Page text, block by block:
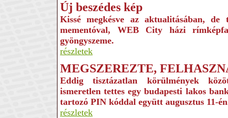
Új beszédes kép
Kissé megkésve az aktualitásában, de
mementóval, WEB City házi
gyöngyszeme.
részletek
MEGSZEREZTE,
Eddig tisztázatlan körülmények
ismeretlen tettes egy budapesti lakos
tartozó PIN kóddal együtt augusztus 11-
részletek